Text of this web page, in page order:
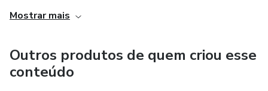
É isso que o método propõe: uma evolução real, um passo
🌟 Ideal para:
Grupo Daga: aprendizado que gera transformação e
Mostrar mais
Outros produtos de quem criou esse
conteúdo